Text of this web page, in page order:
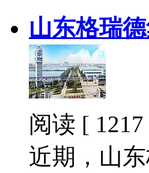
山东格瑞
阅读 [
近期，山